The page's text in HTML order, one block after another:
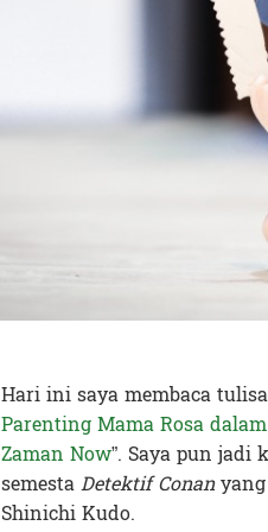
Hari ini saya membaca
Parenting Mama Rosa dalam
Zaman Now”. Saya pun
semestaDetektif Conanyang
Shinichi Kudo.